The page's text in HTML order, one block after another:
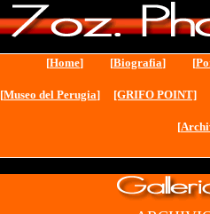
[Home] [Biografia] [
[Museo del Perugia] [GRIFO POINT]
[